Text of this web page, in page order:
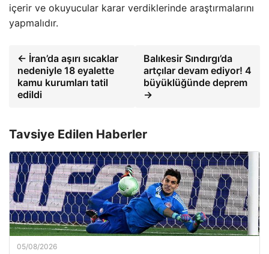
içerir ve okuyucular karar verdiklerinde araştırmalarını
yapmalıdır.
← İran’da aşırı sıcaklar
nedeniyle 18 eyalette
kamu kurumları tatil
edildi
Balıkesir Sındırgı’da
artçılar devam ediyor! 4
büyüklüğünde deprem
→
Tavsiye Edilen Haberler
05/08/2026